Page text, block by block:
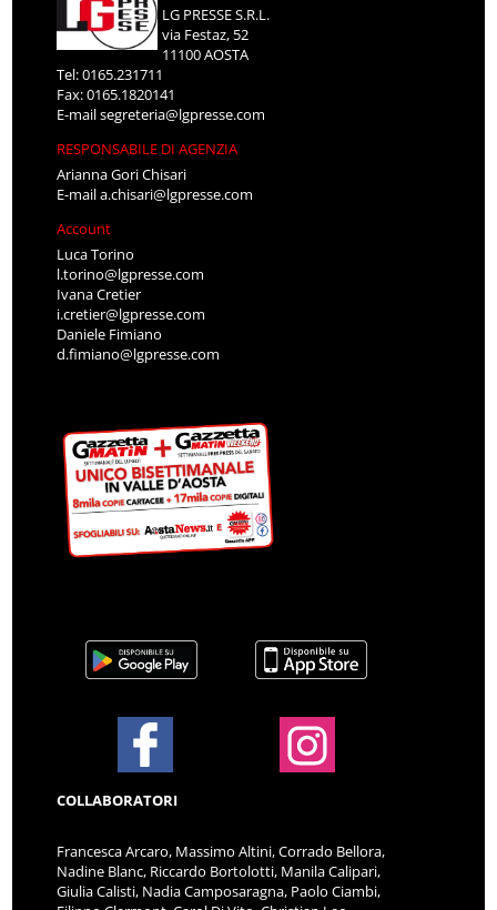
LG PRESSE S.R.L.
via Festaz, 52
11100 AOSTA
Tel: 0165.231711
Fax: 0165.1820141
E-mailsegreteria@lgpresse.com
RESPONSABILE DI AGENZIA
Arianna Gori Chisari
E-maila.chisari@lgpresse.com
Account
Luca Torino
l.torino@lgpresse.com
Ivana Cretier
i.cretier@lgpresse.com
Daniele Fimiano
d.fimiano@lgpresse.com
COLLABORATORI
Francesca Arcaro, Massimo Altini, Corrado Bellora,
Nadine Blanc, Riccardo Bortolotti, Manila Calipari,
Giulia Calisti, Nadia Camposaragna, Paolo Ciambi,